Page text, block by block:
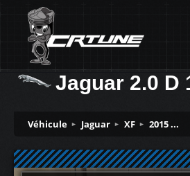
Jaguar 2.0 D
Véhicule Jaguar XF 2015 ...